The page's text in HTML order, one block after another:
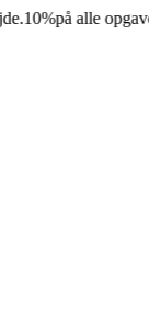
på alle opgaver